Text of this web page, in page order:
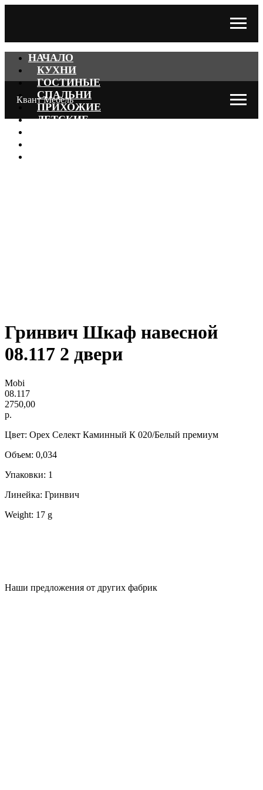
НАЧАЛО
КУХНИ
ГОСТИНЫЕ
СПАЛЬНИ
ПРИХОЖИЕ
ДЕТСКИЕ
Квант Мебель
Гринвич Шкаф навесной
08.117 2 двери
Mobi
08.117
2750,00
р.
Цвет: Орех Селект Каминный К 020/Белый премиум
Объем: 0,034
Упаковки: 1
Линейка: Гринвич
Weight: 17 g
Наши предложения от других фабрик